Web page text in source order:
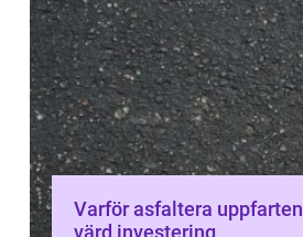
Varför asfaltera
värd investering